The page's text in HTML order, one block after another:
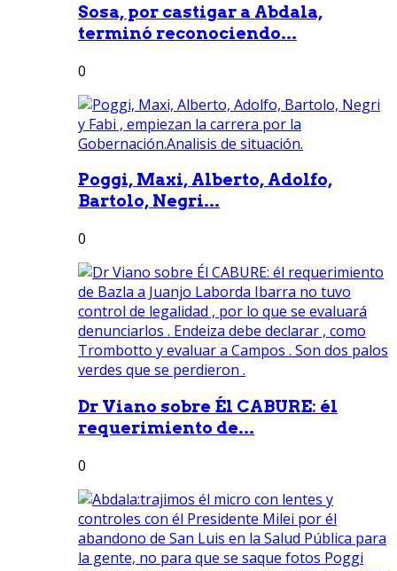
Sosa, por castigar a Abdala,
terminó reconociendo...
0
Poggi, Maxi, Alberto, Adolfo,
Bartolo, Negri...
0
Dr Viano sobre Él CABURE: él
requerimiento de...
0